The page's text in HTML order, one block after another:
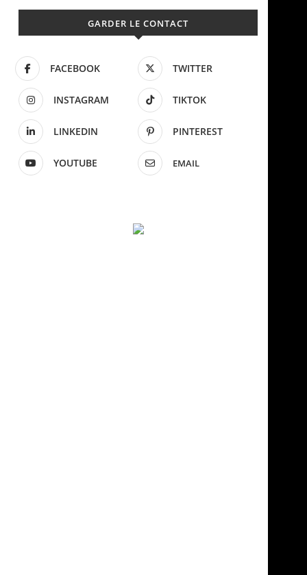
GARDER LE CONTACT
FACEBOOK TWITTER
INSTAGRAM TIKTOK
LINKEDIN PINTEREST
YOUTUBE EMAIL